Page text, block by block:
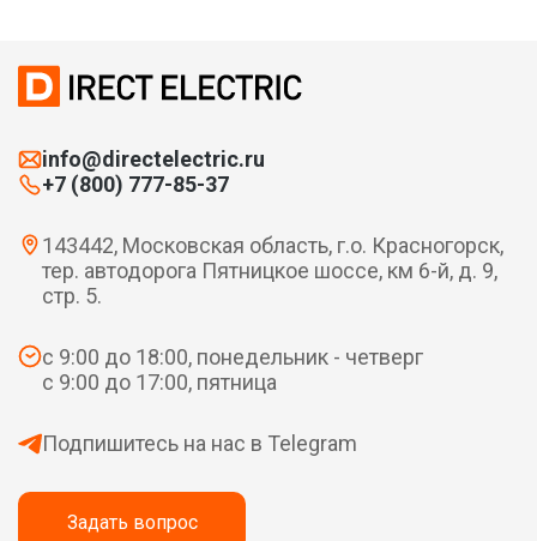
info@directelectric.ru
+7 (800) 777-85-37
143442, Московская область, г.о. Красногорск,
тер. автодорога Пятницкое шоссе, км 6-й, д. 9,
стр. 5.
с 9:00 до 18:00, понедельник - четверг
с 9:00 до 17:00, пятница
Подпишитесь на нас в Telegram
Задать вопрос